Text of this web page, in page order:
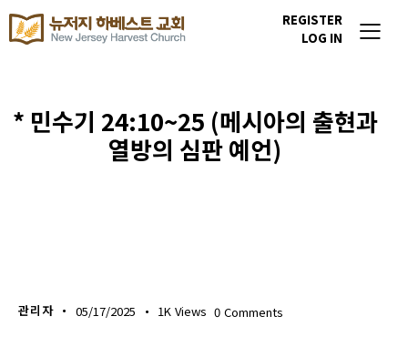
REGISTER
LOG IN
* 민수기 24:10~25 (메시아의 출현과
열방의 심판 예언)
관리자 05/17/2025 1K Views 0 Comments